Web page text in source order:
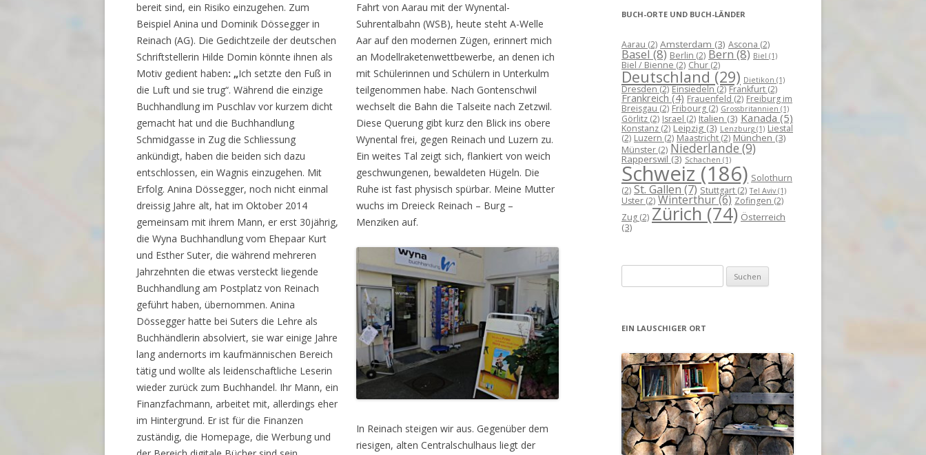
bereit sind, ein Risiko einzugehen. Zum
Beispiel Anina und Dominik Dössegger in
Reinach (AG). Die Gedichtzeile der deutschen
Schriftstellerin Hilde Domin könnte ihnen als
Motiv gedient haben: „Ich setzte den Fuß in
die Luft und sie trug“. Während die einzige
Buchhandlung im Puschlav vor kurzem dicht
gemacht hat und die Buchhandlung
Schmidgasse in Zug die Schliessung
ankündigt, haben die beiden sich dazu
entschlossen, ein Wagnis einzugehen. Mit
Erfolg. Anina Dössegger, noch nicht einmal
dreissig Jahre alt, hat im Oktober 2014
gemeinsam mit ihrem Mann, er erst 30jährig,
die Wyna Buchhandlung vom Ehepaar Kurt
und Esther Suter, die während mehreren
Jahrzehnten die etwas versteckt liegende
Buchhandlung am Postplatz von Reinach
geführt haben, übernommen. Anina
Dössegger hatte bei Suters die Lehre als
Buchhändlerin absolviert, sie war einige Jahre
lang andernorts im kaufmännischen Bereich
tätig und wollte als leidenschaftliche Leserin
wieder zurück zum Buchhandel. Ihr Mann, ein
Finanzfachmann, arbeitet mit, allerdings eher
im Hintergrund. Er ist für die Finanzen
zuständig, die Homepage, die Werbung und
Fahrt von Aarau mit der Wynental-
Suhrentalbahn (WSB), heute steht A-Welle
Aar auf den modernen Zügen, erinnert mich
an Modellraketenwettbewerbe, an denen ich
mit Schülerinnen und Schülern in Unterkulm
teilgenommen habe. Nach Gontenschwil
wechselt die Bahn die Talseite nach Zetzwil.
Diese Querung gibt kurz den Blick ins obere
Wynental frei, gegen Reinach und Luzern zu.
Ein weites Tal zeigt sich, flankiert von weich
geschwungenen, bewaldeten Hügeln. Die
Ruhe ist fast physisch spürbar. Meine Mutter
wuchs im Dreieck Reinach – Burg –
Menziken auf.
In Reinach steigen wir aus. Gegenüber dem
riesigen, alten Centralschulhaus liegt der
BUCH-ORTE UND BUCH-LÄNDER
Aarau (2) Amsterdam (3) Ascona (2)
Basel(8) Berlin (2) Bern(8) Biel (1)
Biel / Bienne (2) Chur (2)
Deutschland (29) Dietikon (1)
Dresden(2) Einsiedeln(2) Frankfurt (2)
Frankreich (4) Frauenfeld (2) Freiburg im
Breisgau (2) Fribourg (2) Grossbritannien (1)
Görlitz (2) Israel (2) Italien (3) Kanada (5)
Konstanz (2) Leipzig (3) Lenzburg (1) Liestal
(2) Luzern (2) Maastricht (2) München (3)
Münster (2) Niederlande (9)
Rapperswil (3) Schachen (1)
Schweiz (186) Solothurn
(2) St. Gallen (7) Stuttgart (2) Tel Aviv (1)
Uster (2) Winterthur(6) Zofingen (2)
Zug (2) Zürich (74) Österreich
(3)
nach:
EIN LAUSCHIGER ORT